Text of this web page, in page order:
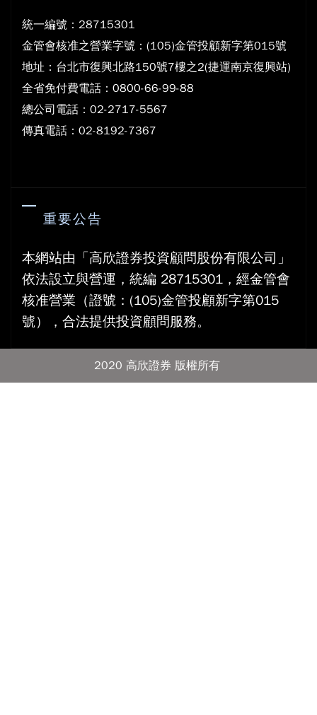
統一編號：28715301
金管會核准之營業字號：(105)金管投顧新字第015號
地址：台北市復興北路150號7樓之2(捷運南京復興站)
全省免付費電話：0800-66-99-88
總公司電話：02-2717-5567
傳真電話：02-8192-7367
重要公告
本網站由「高欣證券投資顧問股份有限公司」
依法設立與營運，統編 28715301，經金管會
核准營業（證號：(105)金管投顧新字第015
號），合法提供投資顧問服務。
2020 高欣證券 版權所有